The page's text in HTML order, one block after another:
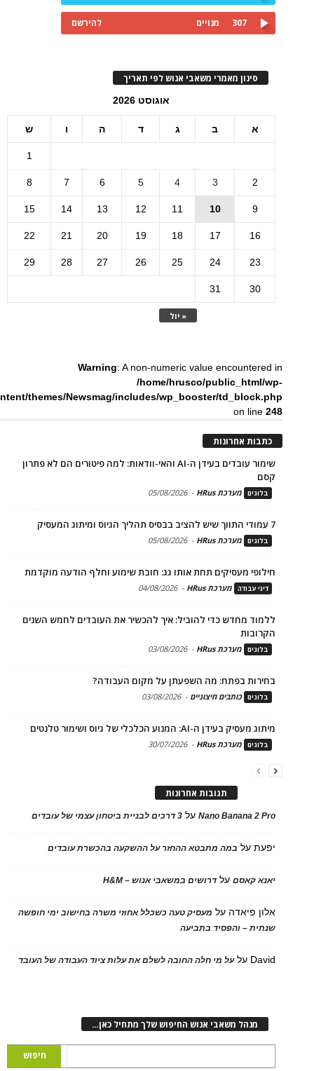
307 מנויים להירשם
סינון מאמרי משאבי אנוש לפי תאריך
אוגוסט 2026
א ב ג ד ה ו ש
« יול
1
2
3
4
5
6
7
8
9
10
11
12
13
14
15
16
17
18
19
20
21
22
23
24
25
26
27
28
29
30
31
Warning: A non-numeric value encountered in
/home/hrusco/public_html/wp-
themes/Newsmag/includes/wp_booster/td_block.php
on line248
כתבות אחרונות
שימור עובדים בעידן ה-AI והאי-וודאות: למה פיטורים הם לא פתרון
קסם
בלוגים מערכת HRus -
05/08/2026
7 עמודי התווך שיש להציב בבסיס תהליך הגיוס ומיתוג המעסיק
בלוגים מערכת HRus -
05/08/2026
חילופי מעסיקים תחת אותו גג: חובת שימוע וחלף הודעה מוקדמת
דיני עבודה מערכת HRus -
04/08/2026
ללמוד מחדש כדי להוביל: איך להכשיר את העובדים לחמש השנים
הקרובות
בלוגים מערכת HRus -
03/08/2026
בחירות בפתח: מה השפעתן על מקום העבודה?
בלוגים כותבים חיצוניים -
03/08/2026
מיתוג מעסיק בעידן ה-AI: המנוע הכלכלי של גיוס ושימור טלנטים
בלוגים מערכת HRus -
30/07/2026
תגובות אחרונות
Nano Banana 2 Proעל 3 דרכים לבניית ביטחון עצמי של עובדים
יפעתעל במה מתבטא ההחזר על ההשקעה בהכשרת עובדים
יאנא קאסםעלדרושים במשאבי אנוש – H&M
אלון פיאדה על מעסיק טעה כשכלל אחוזי משרה בחישוב ימי חופשה
שנתית – והפסיד בתביעה
David עלעל מי חלה החובה לשלם את עלות ציוד העבודה של העובד
מנהל משאבי אנוש החיפוש שלך מתחיל כאן…